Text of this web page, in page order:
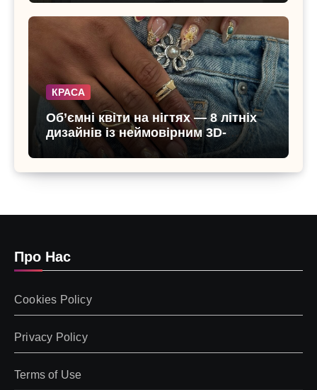
КРАСА
Об’ємні квіти на нігтях — 8 літніх
дизайнів із неймовірним 3D-
Про Нас
Cookies Policy
Privacy Policy
Terms of Use